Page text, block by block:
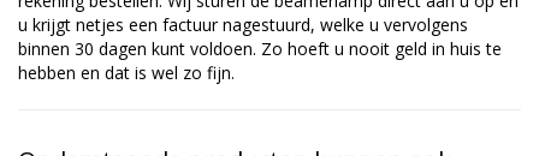
u krijgt netjes een factuur nagestuurd, welke u vervolgens
binnen 30 dagen kunt voldoen. Zo hoeft u nooit geld in huis te
hebben en dat is wel zo fijn.